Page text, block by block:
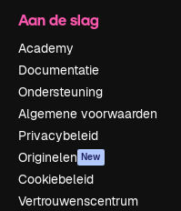
Aan de slag
Academy
Documentatie
Ondersteuning
Algemene voorwaarden
Privacybeleid
Originelen New
Cookiebeleid
Vertrouwenscentrum